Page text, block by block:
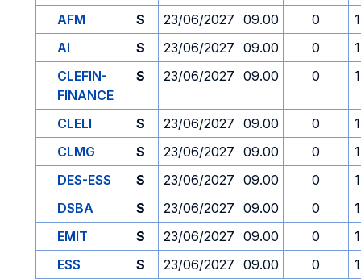
AFM
S 23/06/2027 09.00 0
AI
S 23/06/2027 09.00 0
CLEFIN-
FINANCE
S 23/06/2027 09.00 0
CLELI S 23/06/2027 09.00 0
CLMG
S 23/06/2027 09.00 0
DES-ESS
S 23/06/2027 09.00 0
DSBA
S 23/06/2027 09.00 0
EMIT
S 23/06/2027 09.00 0
ESS
S 23/06/2027 09.00 0